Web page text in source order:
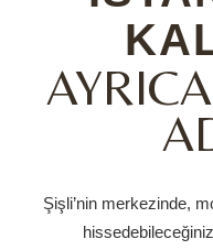
Şişli’nin merkezinde,